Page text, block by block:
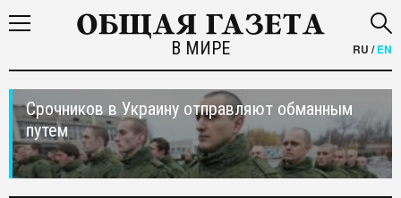
В МИРЕ RU /EN
Срочников в Украину отправляют обманным
путем